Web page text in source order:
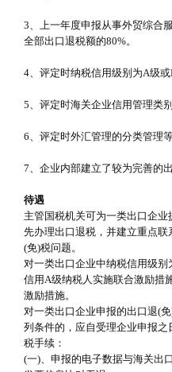
3、上一年度申报从事外贸综合
全部出口退税额的80%。
4、评定时纳税信用级别为A级或
5、评定时海关企业信用管理类
6、评定时外汇管理的分类管理
7、企业内部建立了较为完善的
待遇
主管国税机关可为一类出口企
先办理出口退税，并建立重点
(免)税问题。
对一类出口企业中纳税信用级
信用A级纳税人实施联合激励措
激励措施。
对一类出口企业申报的出口退(
列条件的，应自受理企业申报
税手续：
(一)、申报的电子数据与海关出